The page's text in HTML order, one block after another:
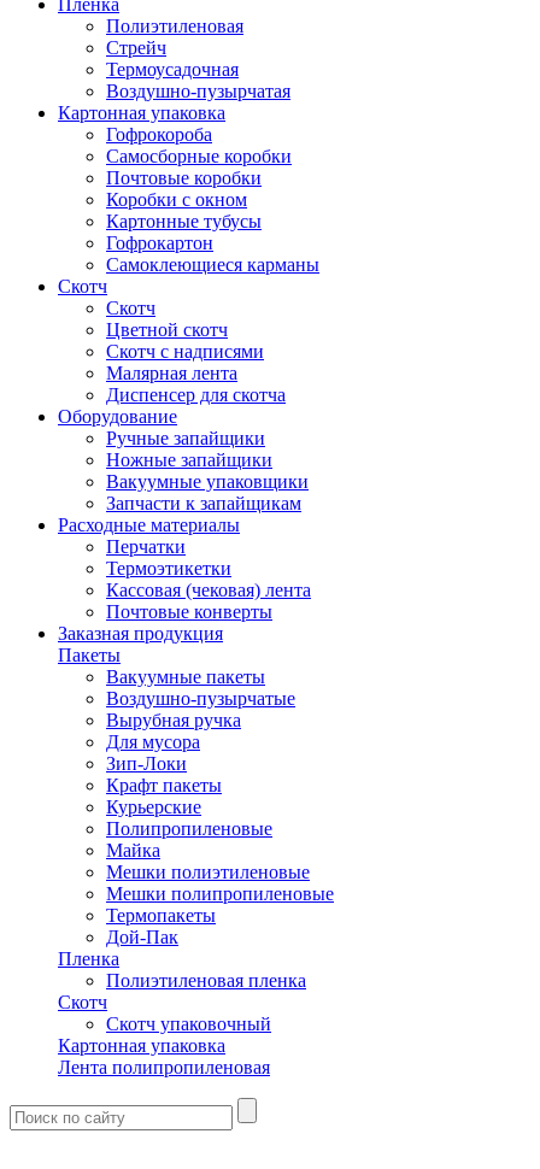
Полиэтиленовая
Стрейч
Термоусадочная
Воздушно-пузырчатая
Картонная упаковка
Гофрокороба
Самосборные коробки
Почтовые коробки
Коробки с окном
Картонные тубусы
Гофрокартон
Самоклеющиеся карманы
Скотч
Скотч
Цветной скотч
Скотч с надписями
Малярная лента
Диспенсер для скотча
Оборудование
Ручные запайщики
Ножные запайщики
Вакуумные упаковщики
Запчасти к запайщикам
Расходные материалы
Перчатки
Термоэтикетки
Кассовая (чековая) лента
Почтовые конверты
Заказная продукция
Пакеты
Вакуумные пакеты
Воздушно-пузырчатые
Вырубная ручка
Для мусора
Зип-Локи
Крафт пакеты
Курьерские
Полипропиленовые
Майка
Мешки полиэтиленовые
Мешки полипропиленовые
Термопакеты
Дой-Пак
Пленка
Полиэтиленовая пленка
Скотч
Скотч упаковочный
Картонная упаковка
Лента полипропиленовая